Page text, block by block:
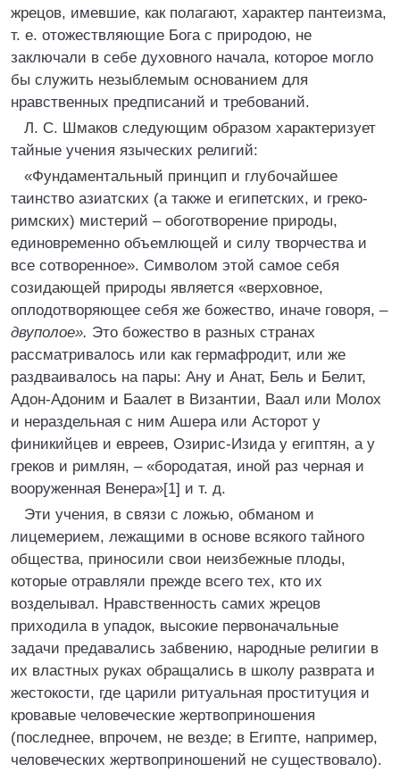
жрецов, имевшие, как полагают, характер пантеизма,
т. е. отожествляющие Бога с природою, не
заключали в себе духовного начала, которое могло
бы служить незыблемым основанием для
нравственных предписаний и требований.
Л. С. Шмаков следующим образом характеризует
тайные учения языческих религий:
«Фундаментальный принцип и глубочайшее
таинство азиатских (а также и египетских, и греко-
римских) мистерий – обоготворение природы,
единовременно объемлющей и силу творчества и
все сотворенное». Символом этой самое себя
созидающей природы является «верховное,
оплодотворяющее себя же божество, иначе говоря, –
двуполое». Это божество в разных странах
рассматривалось или как гермафродит, или же
раздваивалось на пары: Ану и Анат, Бель и Белит,
Адон-Адоним и Баалет в Византии, Ваал или Молох
и нераздельная с ним Ашера или Асторот у
финикийцев и евреев, Озирис-Изида у египтян, а у
греков и римлян, – «бородатая, иной раз черная и
вооруженная Венера»[1] и т. д.
Эти учения, в связи с ложью, обманом и
лицемерием, лежащими в основе всякого тайного
общества, приносили свои неизбежные плоды,
которые отравляли прежде всего тех, кто их
возделывал. Нравственность самих жрецов
приходила в упадок, высокие первоначальные
задачи предавались забвению, народные религии в
их властных руках обращались в школу разврата и
жестокости, где царили ритуальная проституция и
кровавые человеческие жертвоприношения
(последнее, впрочем, не везде; в Египте, например,
человеческих жертвоприношений не существовало).